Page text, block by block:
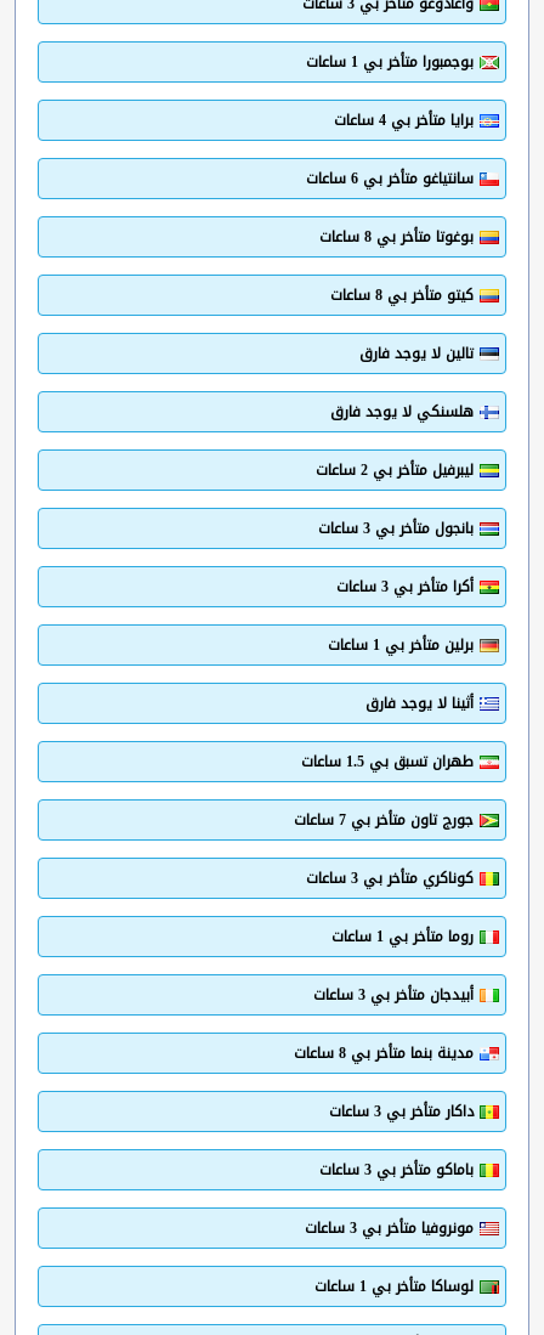
بوجمبورا متأخر بي 1 ساعات
برايا متأخر بي 4 ساعات
سانتياغو متأخر بي 6 ساعات
بوغوتا متأخر بي 8 ساعات
كيتو متأخر بي 8 ساعات
تالين لا يوجد فارق
هلسنكي لا يوجد فارق
ليبرفيل متأخر بي 2 ساعات
بانجول متأخر بي 3 ساعات
أكرا متأخر بي 3 ساعات
برلين متأخر بي 1 ساعات
أثينا لا يوجد فارق
طهران تسبق بي 1.5 ساعات
جورج تاون متأخر بي 7 ساعات
كوناكري متأخر بي 3 ساعات
روما متأخر بي 1 ساعات
أبيدجان متأخر بي 3 ساعات
مدينة بنما متأخر بي 8 ساعات
داكار متأخر بي 3 ساعات
باماكو متأخر بي 3 ساعات
مونروفيا متأخر بي 3 ساعات
لوساكا متأخر بي 1 ساعات